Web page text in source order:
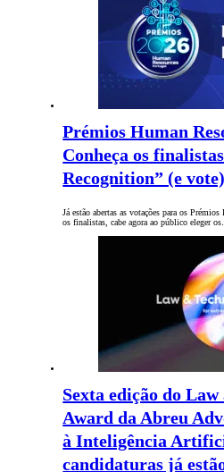
Prémios Human
Conheça os
Recognition” (e vote)
Já estão abertas as votações para os
os finalistas, cabe agora ao público eleger
Sexta edição do
Award da Abreu
à Inteligência
candidaturas já